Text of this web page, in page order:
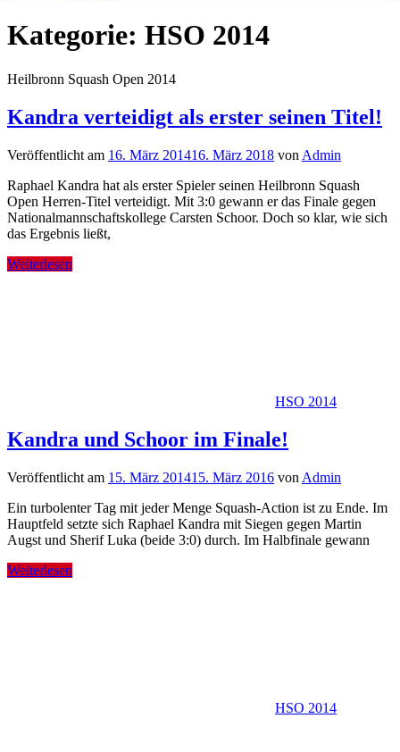
Kategorie: HSO 2014
Heilbronn Squash Open 2014
Kandra verteidigt als erster seinen Titel!
Veröffentlicht am 16. März 201416. März 2018 von Admin
Raphael Kandra hat als erster Spieler seinen Heilbronn Squash
Open Herren-Titel verteidigt. Mit 3:0 gewann er das Finale gegen
Nationalmannschaftskollege Carsten Schoor. Doch so klar, wie sich
das Ergebnis ließt,
Weiterlesen
HSO 2014
Kandra und Schoor im Finale!
Veröffentlicht am 15. März 201415. März 2016 von Admin
Ein turbolenter Tag mit jeder Menge Squash-Action ist zu Ende. Im
Hauptfeld setzte sich Raphael Kandra mit Siegen gegen Martin
Augst und Sherif Luka (beide 3:0) durch. Im Halbfinale gewann
Weiterlesen
HSO 2014